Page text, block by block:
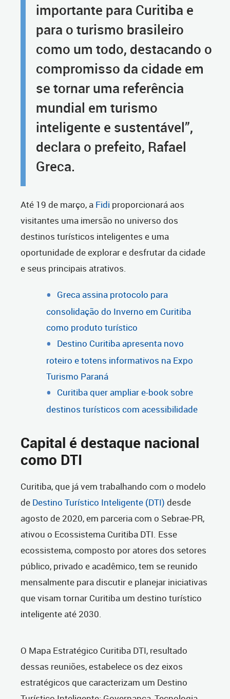
importante para Curitiba e
para o turismo brasileiro
como um todo, destacando o
compromisso da cidade em
se tornar uma referência
mundial em turismo
inteligente e sustentável”,
declara o prefeito, Rafael
Greca.
Até 19 de março, a Fidi proporcionará aos
visitantes uma imersão no universo dos
destinos turísticos inteligentes e uma
oportunidade de explorar e desfrutar da cidade
e seus principais atrativos.
Greca assina protocolo para
consolidação do Inverno em Curitiba
como produto turístico
Destino Curitiba apresenta novo
roteiro e totens informativos na Expo
Turismo Paraná
Curitiba quer ampliar e-book sobre
destinos turísticos com acessibilidade
Capital é destaque nacional
como DTI
Curitiba, que já vem trabalhando com o modelo
de Destino Turístico Inteligente (DTI) desde
agosto de 2020, em parceria com o Sebrae-PR,
ativou o Ecossistema Curitiba DTI. Esse
ecossistema, composto por atores dos setores
público, privado e acadêmico, tem se reunido
mensalmente para discutir e planejar iniciativas
que visam tornar Curitiba um destino turístico
inteligente até 2030.
O Mapa Estratégico Curitiba DTI, resultado
dessas reuniões, estabelece os dez eixos
estratégicos que caracterizam um Destino